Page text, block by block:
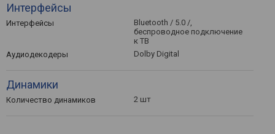
Интерфейсы
Интерфейсы
Bluetooth / 5.0 /,
беспроводное подключение
к ТВ
Аудиодекодеры
Dolby Digital
Динамики
Количество динамиков 2 шт